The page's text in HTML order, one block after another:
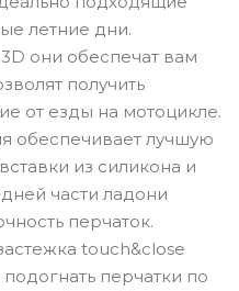
летние дни.
они обеспечат вам
получить
от езды на мотоцикле.
обеспечивает лучшую
из силикона и
части ладони
перчаток.
touch&close
перчатки по